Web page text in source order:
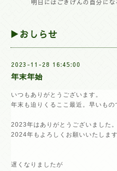
明日にはごきげんの自分に
▶おしらせ
2023-11-28 16:45:00
年末年始
いつもありがとうございます。
年末も迫りくるここ最近。早いもの
2023年はありがとうございました。
2024年もよろしくお願いいたします
遅くなりましたが